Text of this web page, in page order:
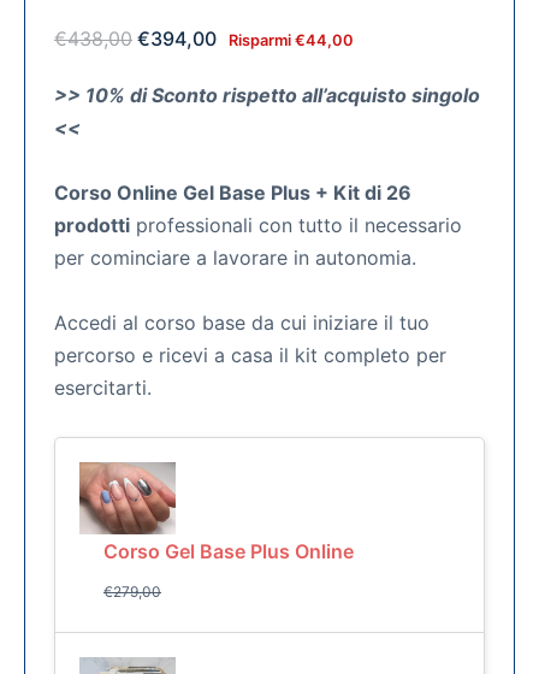
€438,00 €394,00 Risparmi €44,00
>> 10% di Sconto rispetto all’acquisto singolo
<<
Corso Online Gel Base Plus + Kit di 26
prodotti professionali con tutto il necessario
per cominciare a lavorare in autonomia.
Accedi al corso base da cui iniziare il tuo
percorso e ricevi a casa il kit completo per
esercitarti.
Corso Gel Base Plus Online
€279,00